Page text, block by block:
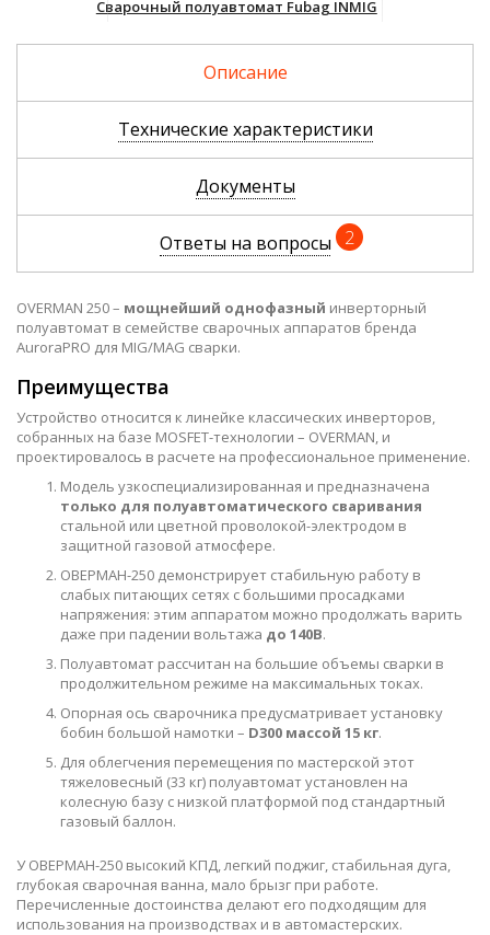
Сварочный полуавтомат Fubag INMIG
Описание
Технические характеристики
Документы
Ответы на вопросы 2
OVERMAN 250 – мощнейший однофазный инверторный
полуавтомат в семействе сварочных аппаратов бренда
AuroraPRO для MIG/MAG сварки.
Преимущества
Устройство относится к линейке классических инверторов,
собранных на базе MOSFET-технологии – OVERMAN, и
проектировалось в расчете на профессиональное применение.
Модель узкоспециализированная и предназначена
только для полуавтоматического сваривания
стальной или цветной проволокой-электродом в
защитной газовой атмосфере.
ОВЕРМАН-250 демонстрирует стабильную работу в
слабых питающих сетях с большими просадками
напряжения: этим аппаратом можно продолжать варить
даже при падении вольтажа до 140В.
Полуавтомат рассчитан на большие объемы сварки в
продолжительном режиме на максимальных токах.
Опорная ось сварочника предусматривает установку
бобин большой намотки – D300 массой 15 кг.
Для облегчения перемещения по мастерской этот
тяжеловесный (33 кг) полуавтомат установлен на
колесную базу с низкой платформой под стандартный
газовый баллон.
У ОВЕРМАН-250 высокий КПД, легкий поджиг, стабильная дуга,
глубокая сварочная ванна, мало брызг при работе.
Перечисленные достоинства делают его подходящим для
использования на производствах и в автомастерских.